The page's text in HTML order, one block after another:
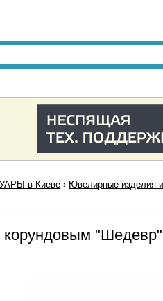
в Киеве › Ювелирные изделия
корундовым